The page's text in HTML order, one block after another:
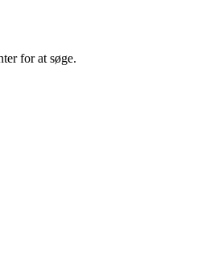
for at søge.